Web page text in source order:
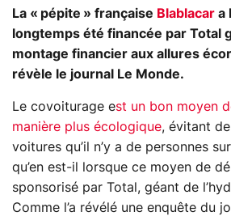
La « pépite » française Blablacar a
longtemps été financée par Total
montage financier aux allures
révèle le journal Le Monde.
Le covoiturage est un bon moyen
manière plus écologique, évitant
voitures qu’il n’y a de personnes
qu’en est-il lorsque ce moyen de
sponsorisé par Total, géant de
Comme l’a révélé une enquête du